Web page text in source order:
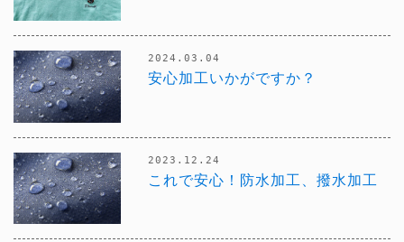
2024.03.04
安心加工いかがですか？
2023.12.24
これで安心！防水加工、撥水加工